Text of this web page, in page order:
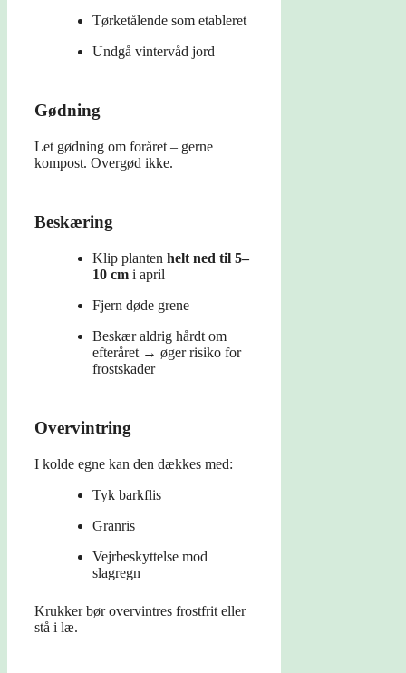
Tørketålende som etableret
Undgå vintervåd jord
Gødning
Let gødning om foråret – gerne
kompost. Overgød ikke.
Beskæring
Klip planten helt ned til 5–
10 cm i april
Fjern døde grene
Beskær aldrig hårdt om
efteråret → øger risiko for
frostskader
Overvintring
I kolde egne kan den dækkes med:
Tyk barkflis
Granris
Vejrbeskyttelse mod
slagregn
Krukker bør overvintres frostfrit eller
stå i læ.